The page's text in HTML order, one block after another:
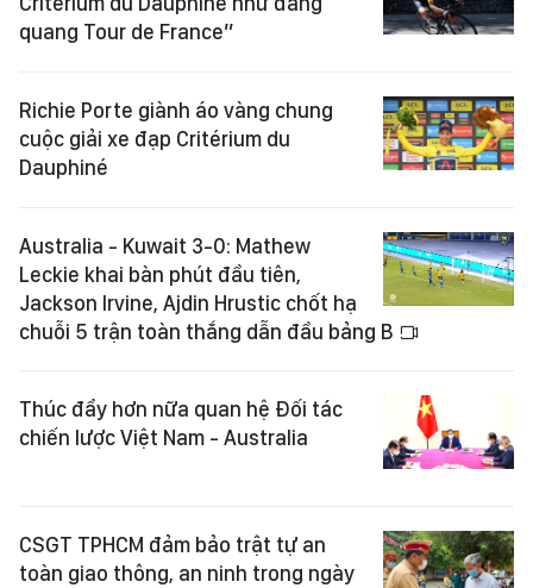
quang Tour de France”
Richie Porte giành áo vàng chung
cuộc giải xe đạp Critérium du
Dauphiné
Australia - Kuwait 3-0: Mathew
Leckie khai bàn phút đầu tiên,
Jackson Irvine, Ajdin Hrustic chốt hạ
chuỗi 5 trận toàn thắng dẫn đầu bảng B
Thúc đẩy hơn nữa quan hệ Đối tác
chiến lược Việt Nam - Australia
CSGT TPHCM đảm bảo trật tự an
toàn giao thông, an ninh trong ngày